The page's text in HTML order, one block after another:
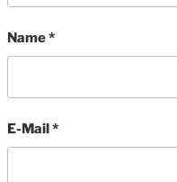
Name*
E-Mail*